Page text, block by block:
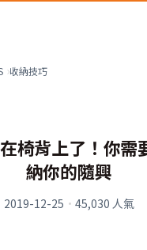
收納技巧
椅背上了！你需
納你的隨興
2019-12-25 · 45,030 人氣